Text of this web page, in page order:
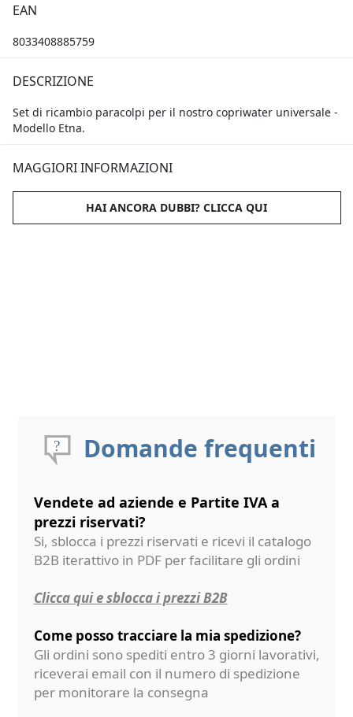
EAN
8033408885759
DESCRIZIONE
Set di ricambio paracolpi per il nostro copriwater universale -
Modello Etna.
MAGGIORI INFORMAZIONI
HAI ANCORA DUBBI? CLICCA QUI
Domande frequenti
Vendete ad aziende e Partite IVA a
prezzi riservati?
Si, sblocca i prezzi riservati e ricevi il catalogo
B2B iterattivo in PDF per facilitare gli ordini
Clicca qui e sblocca i prezzi B2B
Come posso tracciare la mia spedizione?
Gli ordini sono spediti entro 3 giorni lavorativi,
riceverai email con il numero di spedizione
per monitorare la consegna